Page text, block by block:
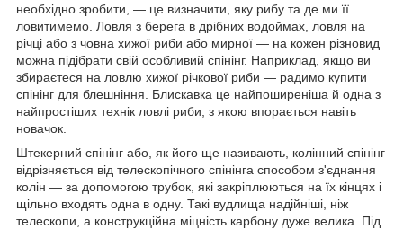
необхідно зробити, — це визначити, яку рибу та де ми її
ловитимемо. Ловля з берега в дрібних водоймах, ловля на
річці або з човна хижої риби або мирної — на кожен різновид
можна підібрати свій особливий спінінг. Наприклад, якщо ви
збираєтеся на ловлю хижої річкової риби — радимо купити
спінінг для блешніння. Блискавка це найпоширеніша й одна з
найпростіших технік ловлі риби, з якою впорається навіть
новачок.
Штекерний спінінг або, як його ще називають, колінний спінінг
відрізняється від телескопічного спінінга способом з'єднання
колін — за допомогою трубок, які закріплюються на їх кінцях і
щільно входять одна в одну. Такі вудлища надійніші, ніж
телескопи, а конструкційна міцність карбону дуже велика. Під